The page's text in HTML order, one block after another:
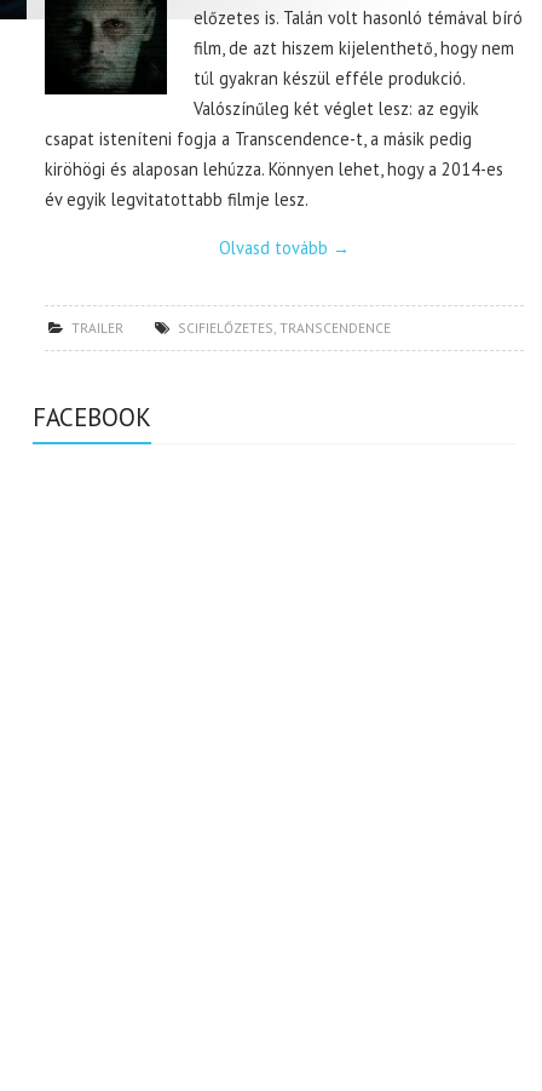
előzetes is. Talán volt hasonló témával bíró
film, de azt hiszem kijelenthető, hogy nem
túl gyakran készül efféle produkció.
Valószínűleg két véglet lesz: az egyik
csapat isteníteni fogja a Transcendence-t, a másik pedig
kiröhögi és alaposan lehúzza. Könnyen lehet, hogy a 2014-es
év egyik legvitatottabb filmje lesz.
Olvasd tovább →
TRAILER SCIFIELŐZETES ,TRANSCENDENCE
FACEBOOK